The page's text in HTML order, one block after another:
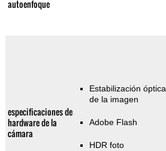
autoenfoque
especificaciones de
hardware de la
cámara
Estabilización óptica
de la imagen
Adobe Flash
HDR foto